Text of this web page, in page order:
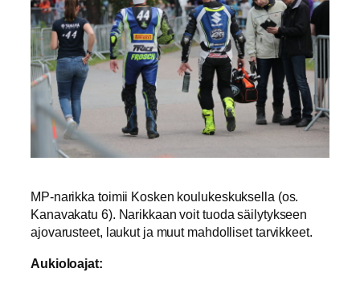
MP-narikka toimii Kosken koulukeskuksella (os.
Kanavakatu 6). Narikkaan voit tuoda säilytykseen
ajovarusteet, laukut ja muut mahdolliset tarvikkeet.
Aukioloajat: